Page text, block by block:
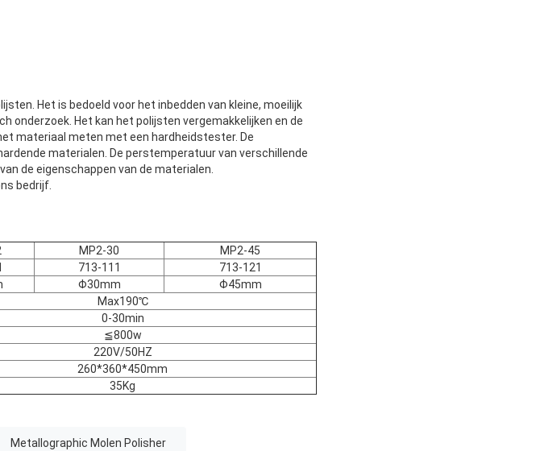
Het is bedoeld voor het inbedden van kleine, moeilijk
onderzoek. Het kan het polijsten vergemakkelijken en de
materiaal meten met een hardheidstester. De
materialen. De perstemperatuur van verschillende
de eigenschappen van de materialen.
bedrijf.
MP2-30
MP2-45
713-111
713-121
Φ30mm
Φ45mm
Max190℃
0-30min
≦800w
220V/50HZ
260*360*450mm
35Kg
Metallographic Molen Polisher